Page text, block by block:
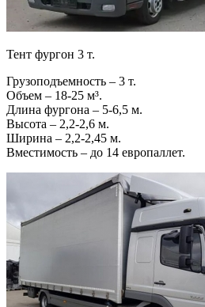
Тент фургон 3 т.
Грузоподъемность – 3 т.
Объем – 18-25 м³.
Длина фургона – 5-6,5 м.
Высота – 2,2-2,6 м.
Ширина – 2,2-2,45 м.
Вместимость – до 14 европаллет.